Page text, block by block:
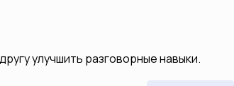
улучшить разговорные навыки.